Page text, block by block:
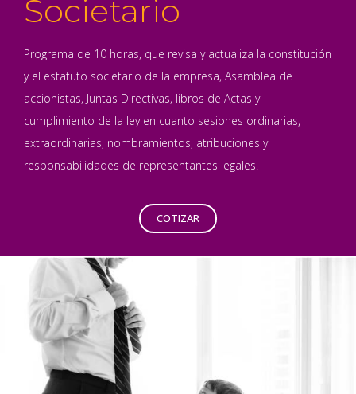
Societario
Programa de 10 horas, que revisa y actualiza la constitución
y el estatuto societario de la empresa, Asamblea de
accionistas, Juntas Directivas, libros de Actas y
cumplimiento de la ley en cuanto sesiones ordinarias,
extraordinarias, nombramientos, atribuciones y
responsabilidades de representantes legales.
COTIZAR